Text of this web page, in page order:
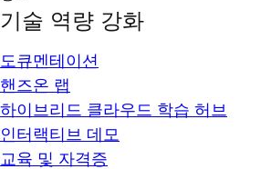
기술 역량 강화
도큐멘테이션
핸즈온 랩
하이브리드 클라우드 학습 허브
인터랙티브 데모
교육 및 자격증